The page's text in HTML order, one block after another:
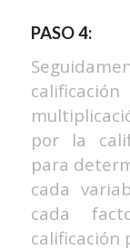
PASO 4:
por la
para
cada
cada
calificación